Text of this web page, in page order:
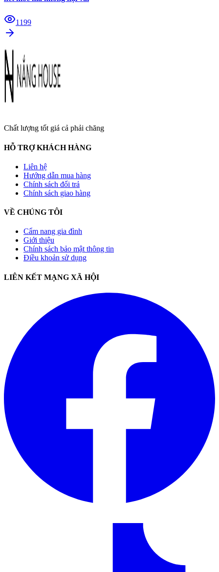
1199
Chất lượng tốt giá cả phải chăng
HỖ TRỢ KHÁCH HÀNG
Liên hệ
Hướng dẫn mua hàng
Chính sách đổi trả
Chính sách giao hàng
VỀ CHÚNG TÔI
Cẩm nang gia đình
Giới thiệu
Chính sách bảo mật thông tin
Điều khoản sử dụng
LIÊN KẾT MẠNG XÃ HỘI